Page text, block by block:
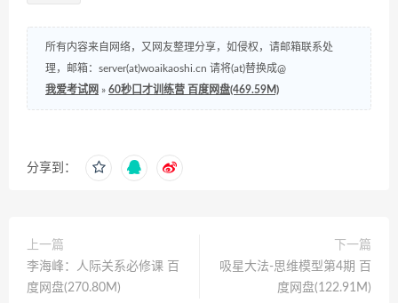
所有内容来自网络，又网友整理分享，如侵权，请邮箱联系处
理，邮箱：server(at)woaikaoshi.cn 请将(at)替换成@
我爱考试网 » 60秒口才训练营 百度网盘(469.59M)
分享到：
上一篇
李海峰：人际关系必修课 百
度网盘(270.80M)
下一篇
吸星大法-思维模型第4期 百
度网盘(122.91M)